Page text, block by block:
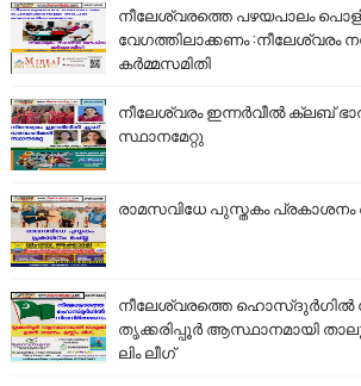
നീലേശ്വരത്തെ പഴയപാലം
വേഗത്തിലാക്കണം
കർമ്മസമിതി
നീലേശ്വരം ഇന്നർവീൽ ക്ലബ്
സ്ഥാനമേറ്റു
രാമസവിധേ പുസ്തകം
നീലേശ്വരത്തെ ഹൊസ്ദുർഗിൽ
തൃക്കരിപ്പൂർ ആസ്ഥാനമായി
ലിം ലീഗ്